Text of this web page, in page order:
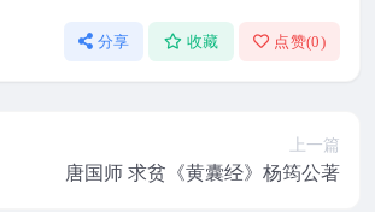
分享 收藏 点赞(0)
上一篇
唐国师 求贫《黄囊经》杨筠公著